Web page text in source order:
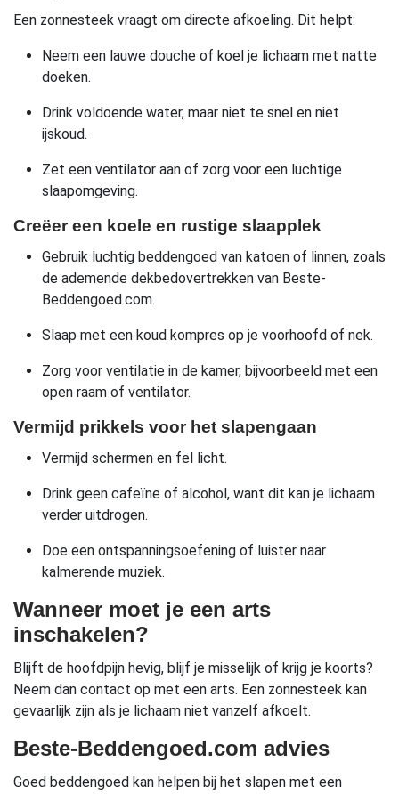
Een zonnesteek vraagt om directe afkoeling. Dit helpt:
Neem een lauwe douche of koel je lichaam met natte
doeken.
Drink voldoende water, maar niet te snel en niet
ijskoud.
Zet een ventilator aan of zorg voor een luchtige
slaapomgeving.
Creëer een koele en rustige slaapplek
Gebruik luchtig beddengoed van katoen of linnen, zoals
de ademende dekbedovertrekken van Beste-
Beddengoed.com.
Slaap met een koud kompres op je voorhoofd of nek.
Zorg voor ventilatie in de kamer, bijvoorbeeld met een
open raam of ventilator.
Vermijd prikkels voor het slapengaan
Vermijd schermen en fel licht.
Drink geen cafeïne of alcohol, want dit kan je lichaam
verder uitdrogen.
Doe een ontspanningsoefening of luister naar
kalmerende muziek.
Wanneer moet je een arts
inschakelen?
Blijft de hoofdpijn hevig, blijf je misselijk of krijg je koorts?
Neem dan contact op met een arts. Een zonnesteek kan
gevaarlijk zijn als je lichaam niet vanzelf afkoelt.
Beste-Beddengoed.com advies
Goed beddengoed kan helpen bij het slapen met een